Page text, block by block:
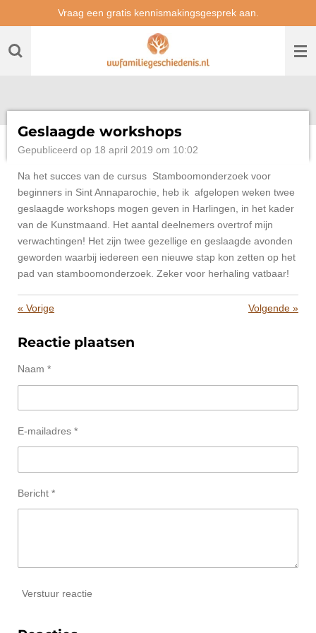
naar
hoofdinhoud
Vraag een gratis kennismakingsgesprek aan.
Geslaagde workshops
Gepubliceerd op 18 april 2019 om 10:02
Na het succes van de cursus Stamboomonderzoek voor
beginners in Sint Annaparochie, heb ik afgelopen weken twee
geslaagde workshops mogen geven in Harlingen, in het kader
van de Kunstmaand. Het aantal deelnemers overtrof mijn
verwachtingen! Het zijn twee gezellige en geslaagde avonden
geworden waarbij iedereen een nieuwe stap kon zetten op het
pad van stamboomonderzoek. Zeker voor herhaling vatbaar!
« Vorige Volgende »
Reactie plaatsen
Naam *
E-mailadres *
Bericht *
Verstuur reactie